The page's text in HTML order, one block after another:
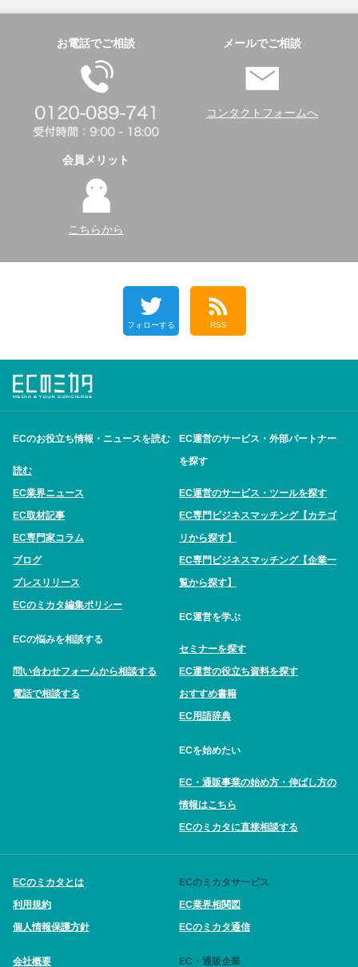
お電話でご相談 メールでご相談
コンタクトフォームへ
会員メリット
こちらから
フォローする RSS
ECのお役立ち情報・ニュースを読む
読む
EC業界ニュース
EC取材記事
EC専門家コラム
ブログ
プレスリリース
ECのミカタ編集ポリシー
ECの悩みを相談する
問い合わせフォームから相談する
電話で相談する
EC運営のサービス・外部パートナー
を探す
EC運営のサービス・ツールを探す
EC専門ビジネスマッチング【カテゴ
リから探す】
EC専門ビジネスマッチング【企業一
覧から探す】
EC運営を学ぶ
セミナーを探す
EC運営の役立ち資料を探す
おすすめ書籍
EC用語辞典
ECを始めたい
EC・通販事業の始め方・伸ばし方の
情報はこちら
ECのミカタに直接相談する
ECのミカタとは
利用規約
個人情報保護方針
会社概要
ECのミカタサービス
EC業界相関図
ECのミカタ通信
EC・通販企業